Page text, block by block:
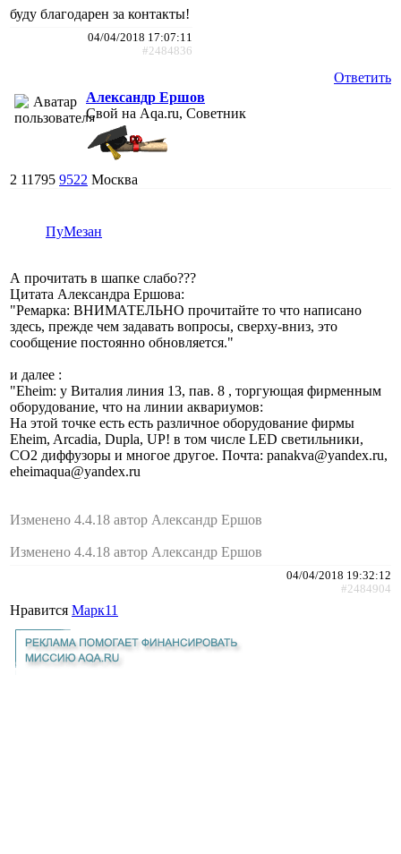
буду благодарен за контакты!
04/04/2018 17:07:11
#2484836
Ответить
Александр Ершов
Свой на Aqa.ru, Советник
2 11795 9522 Москва
ПуМезан
А прочитать в шапке слабо???
Цитата Александра Ершова:
"Ремарка: ВНИМАТЕЛЬНО прочитайте то что написано
здесь, прежде чем задавать вопросы, сверху-вниз, это
сообщение постоянно обновляется."
и далее :
"Eheim: у Виталия линия 13, пав. 8 , торгующая фирменным
оборудование, что на линии аквариумов:
На этой точке есть есть различное оборудование фирмы
Eheim, Arcadia, Dupla, UP! в том числе LED светильники,
СО2 диффузоры и многое другое. Почта: panakva@yandex.ru,
eheimaqua@yandex.ru
Изменено 4.4.18 автор Александр Ершов
Изменено 4.4.18 автор Александр Ершов
04/04/2018 19:32:12
#2484904
Нравится Марк11